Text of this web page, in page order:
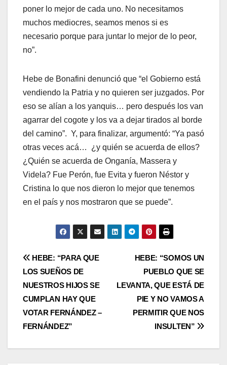
poner lo mejor de cada uno. No necesitamos
muchos mediocres, seamos menos si es
necesario porque para juntar lo mejor de lo peor,
no”.
Hebe de Bonafini denunció que “el Gobierno está
vendiendo la Patria y no quieren ser juzgados. Por
eso se alían a los yanquis… pero después los van
agarrar del cogote y los va a dejar tirados al borde
del camino”. Y, para finalizar, argumentó: “Ya pasó
otras veces acá… ¿y quién se acuerda de ellos?
¿Quién se acuerda de Onganía, Massera y
Videla? Fue Perón, fue Evita y fueron Néstor y
Cristina lo que nos dieron lo mejor que tenemos
en el país y nos mostraron que se puede”.
Navegación
de
entradas
HEBE: “SOMOS UN
PUEBLO QUE SE
LEVANTA, QUE ESTÁ DE
PIE Y NO VAMOS A
PERMITIR QUE NOS
INSULTEN”
HEBE: “PARA QUE
LOS SUEÑOS DE
NUESTROS HIJOS SE
CUMPLAN HAY QUE
VOTAR FERNÁNDEZ –
FERNÁNDEZ”